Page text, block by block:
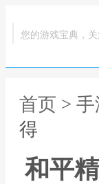
您的游戏宝典，关
首页 > 手
得
和平